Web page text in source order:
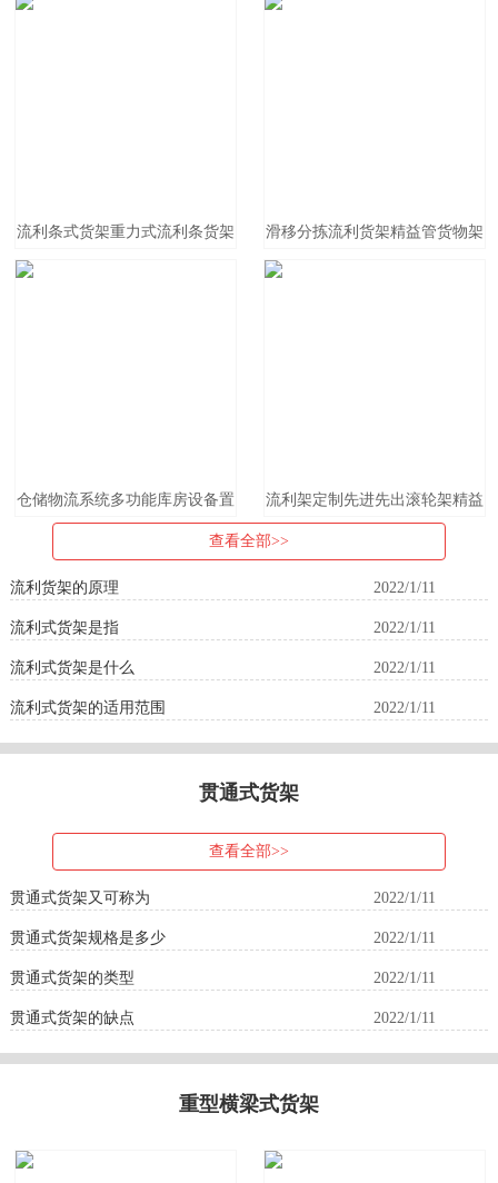
流利条式货架重力式流利条货架
滑移分拣流利货架精益管货物架
仓库滚筒式防静电导轨式流利条
仓储物流系统多功能库房设备置
物架流利货架先进先出式货架
流利架定制先进先出滚轮架精益
管流利条架子车间仓库用流利式
货架
查看全部>>
流利货架的原理 2022/1/11
流利式货架是指 2022/1/11
流利式货架是什么 2022/1/11
流利式货架的适用范围 2022/1/11
贯通式货架
查看全部>>
贯通式货架又可称为 2022/1/11
贯通式货架规格是多少 2022/1/11
贯通式货架的类型 2022/1/11
贯通式货架的缺点 2022/1/11
重型横梁式货架